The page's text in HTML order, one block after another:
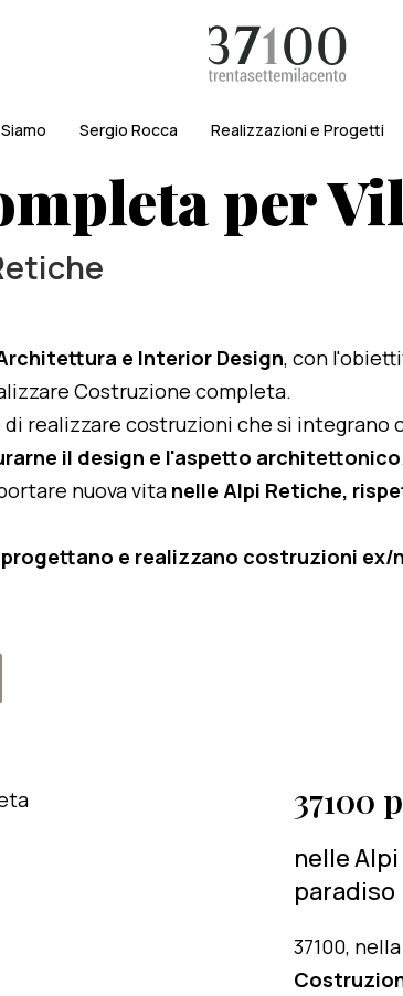
Sergio Rocca Realizzazioni e Progetti
per
e Interior Design, con
Costruzione completa.
realizzare costruzioni che si
il design e l'aspetto architettonico
nuova vita nelle Alpi Retiche,
progettano e realizzano costruzioni
37100
nelle
paradiso
37100,